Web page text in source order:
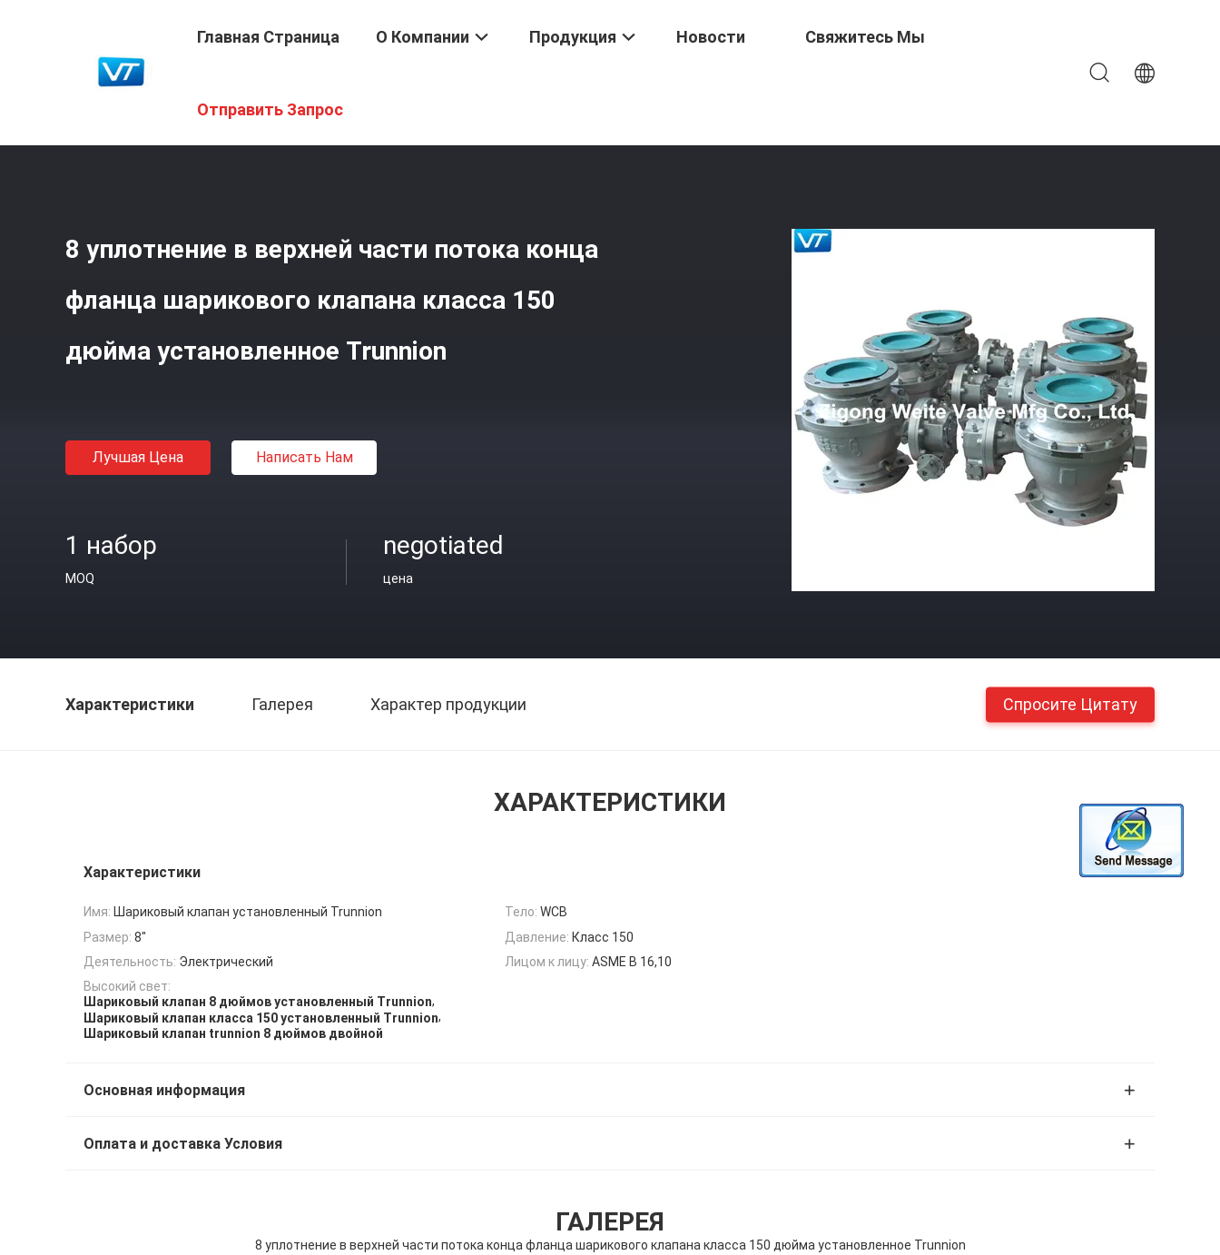
Главная Страница О Компании Продукция Новости Свяжитесь Мы
Отправить Запрос
Установленное Trunnion
8 уплотнение в верхней части потока конца
фланца шарикового клапана класса 150
дюйма установленное Trunnion
Лучшая Цена Написать Нам
1 набор
MOQ
negotiated
цена
Характеристики Галерея Характер продукции Спросите Цитату
ХАРАКТЕРИСТИКИ
Характеристики
Имя: Шариковый клапан установленный Trunnion Тело: WCB
Размер: 8" Давление: Класс 150
Деятельность: Электрический Лицом к лицу: ASME B 16,10
Высокий свет:
Шариковый клапан 8 дюймов установленный Trunnion,
Шариковый клапан класса 150 установленный Trunnion,
Шариковый клапан trunnion 8 дюймов двойной
Основная информация
Оплата и доставка Условия
ГАЛЕРЕЯ
8 уплотнение в верхней части потока конца фланца шарикового клапана класса 150 дюйма установленное Trunnion